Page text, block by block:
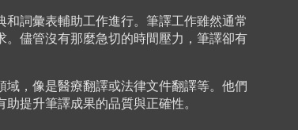
詞彙表輔助工作進行。筆譯工作雖然通常
儘管沒有那麼急切的時間壓力，筆譯卻有
，像是醫療翻譯或法律文件翻譯等。他們
提升筆譯成果的品質與正確性。